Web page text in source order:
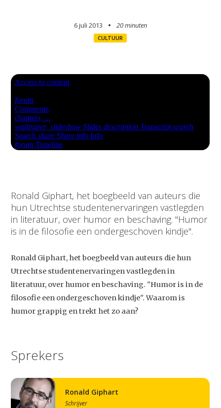
6 juli 2013 20 minuten
CULTUUR
Ronald Giphart, het boegbeeld van auteurs die
hun Utrechtse studentenervaringen vastlegden
in literatuur, over humor en beschaving. "Humor
is in de filosofie een ondergeschoven kindje".
Ronald Giphart, het boegbeeld van auteurs die hun
Utrechtse studentenervaringen vastlegden in
literatuur, over humor en beschaving. "Humor is in de
filosofie een ondergeschoven kindje". Waarom is
humor grappig en trekt het zo aan?
Sprekers
Ronald Giphart
Schrijver